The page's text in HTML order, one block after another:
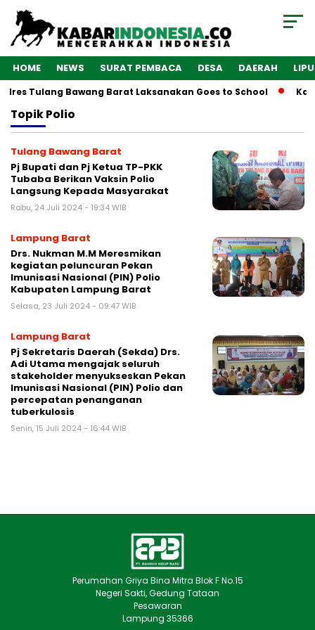
HOME NEWS SURAT PEMBACA DESA DAERAH
Tulang Bawang Barat Laksanakan Goes to School
TopikPolio
Tulang Bawang Barat
Pj Bupati dan Pj Ketua TP-PKK
Tubaba Berikan Vaksin Polio
Langsung Kepada Masyarakat
Rabu, 24 Juli 2024 - 19:34 WIB
Lampung Barat
Drs. Nukman M.M Meresmikan
kegiatan peluncuran Pekan
Imunisasi Nasional (PIN) Polio
Kabupaten Lampung Barat
Selasa, 23 Juli 2024 - 09:47 WIB
Lampung Barat
Pj Sekretaris Daerah (Sekda) Drs.
Adi Utama mengajak seluruh
stakeholder menyukseskan Pekan
Imunisasi Nasional (PIN) Polio dan
percepatan penanganan
tuberkulosis
Senin, 15 Juli 2024 - 16:44 WIB
Perumahan Griya Bina Mitra Blok F No.15
Negeri Sakti, Gedung Tataan
Pesawaran
Lampung 35366